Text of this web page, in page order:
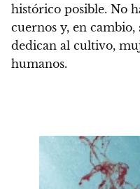
histórico posible. No
cuernos y, en cambio,
dedican al cultivo,
humanos.